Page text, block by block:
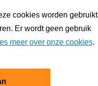
cookies worden gebruikt
Er wordt geen gebruik
meer over onze cookies.